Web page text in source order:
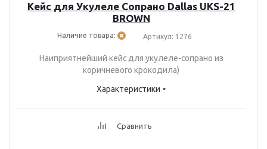
Кейс для Укулеле Сопрано Dallas UKS-21
BROWN
Наличие товара: Артикул: 1276
Наиприятнейший кейс для укулеле-сопрано из
коричневого крокодила)
Характеристики
Сравнить